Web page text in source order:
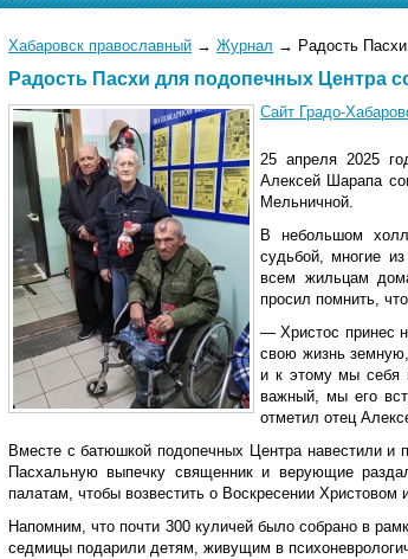
Хабаровск православный → Журнал → Радость
Радость Пасхи для подопечных Центра
Сайт Градо-
25 апреля 2025
Алексей Шарапа
Мельничной.
В небольшом
судьбой, многие
всем жильцам
просил помнить,
— Христос принес
свою жизнь
и к этому мы себя
важный, мы его
отметил отец
Вместе с батюшкой подопечных Центра навестили и
Пасхальную выпечку священник и верующие
палатам, чтобы возвестить о Воскресении Христовом
Напомним, что почти 300 куличей было собрано в
седмицы подарили детям, живущим в